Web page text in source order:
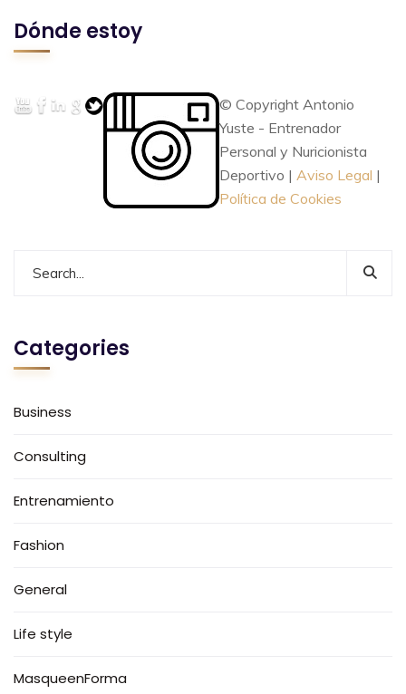
Dónde estoy
© Copyright Antonio
Yuste - Entrenador
Personal y Nuricionista
Deportivo | Aviso Legal |
Política de Cookies
Categories
Business
Consulting
Entrenamiento
Fashion
General
Life style
MasqueenForma